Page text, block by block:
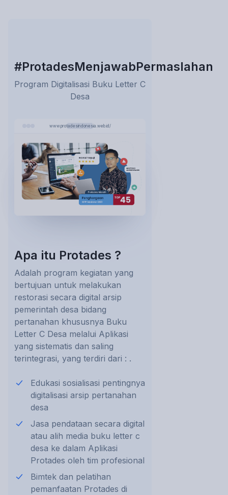
#ProtadesMenjawabPermaslahan
Program Digitalisasi Buku Letter C
Desa
www.protadesindonesia.web.id/
Apa itu Protades ?
Adalah program kegiatan yang
bertujuan untuk melakukan
restorasi secara digital arsip
pemerintah desa bidang
pertanahan khususnya Buku
Letter C Desa melalui Aplikasi
yang sistematis dan saling
terintegrasi, yang terdiri dari : .
Edukasi sosialisasi pentingnya
digitalisasi arsip pertanahan
desa
Jasa pendataan secara digital
atau alih media buku letter c
desa ke dalam Aplikasi
Protades oleh tim profesional
Bimtek dan pelatihan
pemanfaatan Protades di